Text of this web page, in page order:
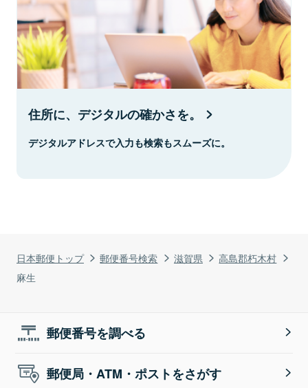
日本郵便トップ 郵便番号検索 滋賀県
高島郡朽木村
麻生
住所に、デジタルの確かさを。
デジタルアドレスで入力も検索もスムーズに。
郵便番号を調べる
郵便局・ATM・ポストをさがす